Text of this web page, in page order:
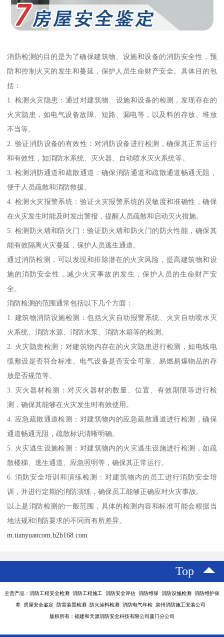
消防检测的目的是为了确保建筑物、设施和设备的消防安全性，预
防和控制火灾的发生和蔓延，保护人员生命财产安全。具体目的包
括：
1. 检测火灾隐患：通过对建筑物、设施和设备的检测，发现存在的
火灾隐患，如电气设备故障、短路、漏电等，以及料的存放、堆放
不当等。
2. 验证消防设备的有效性：对消防设备进行检测，确保其正常运行
和有效性，如消防水系统、灭火器、自动喷水灭火系统等。
3. 检测消防通道和疏散通道：确保消防通道和疏散通道畅通无阻，
便于人员疏散和消防救援。
4. 检测火灾报警系统：验证火灾报警系统的灵敏度和准确性，确保
在火灾发生时能及时发出警报，提醒人员疏散和启动灭火措施。
5. 检测防火墙和防火门：验证防火墙和防火门的防火性能，确保其
能有效隔离火灾蔓延，保护人员逃生通道。
通过消防检测，可以发现和排除潜在的火灾风险，提高建筑物和设
施的消防安全性，减少火灾事故的发生，保护人员的生命财产安
全。
消防检测的范围通常包括以下几个方面：
1. 建筑物消防设施检测：包括火灾自动报警系统、火灾自动喷水灭
火系统、消防水源、消防水泵、消防水箱等的检测。
2. 火灾隐患检测：对建筑物内存在的火灾隐患进行检测，如电线电
缆敷设是否符合标准、电气设备是否安全可靠、易燃易爆物品的存
放是否规范等。
3. 灭火器材检测：对灭火器材的数量、位置、有效期限等进行检
测，确保其能够在火灾发生时有效使用。
4. 应急疏散通道检测：对建筑物内的应急疏散通道进行检测，确保
通道畅通无阻，疏散标识清晰明确。
5. 火灾逃生设施检测：对建筑物内的火灾逃生设施进行检测，如疏
散楼梯、逃生通道、应急照明等，确保其正常运行。
6. 消防安全培训和演练检测：对建筑物内的员工进行消防安全培
训，并进行定期的消防演练，确保员工能够正确应对火灾事故。
以上是消防检测的一般范围，具体的检测内容和标准可能会根据当
地法规和消防要求的不同而有所差异。
m.tianyuancom.b2b168.com
Top
主营产品：消防工程安全检测 消防工程施工 消防安全评估 消防维保 消防设施检测 消防维护保
养 房屋安全鉴定 防雷装置检测 防火涂料检测 消防电气年检 泉州消防施工安装公司
版权所有：福建和天源消防安全科技有限公司厦门分公司